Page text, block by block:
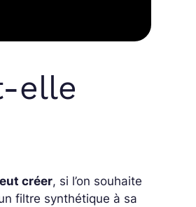
elle
créer, si l’on souhaite
filtre synthétique à sa